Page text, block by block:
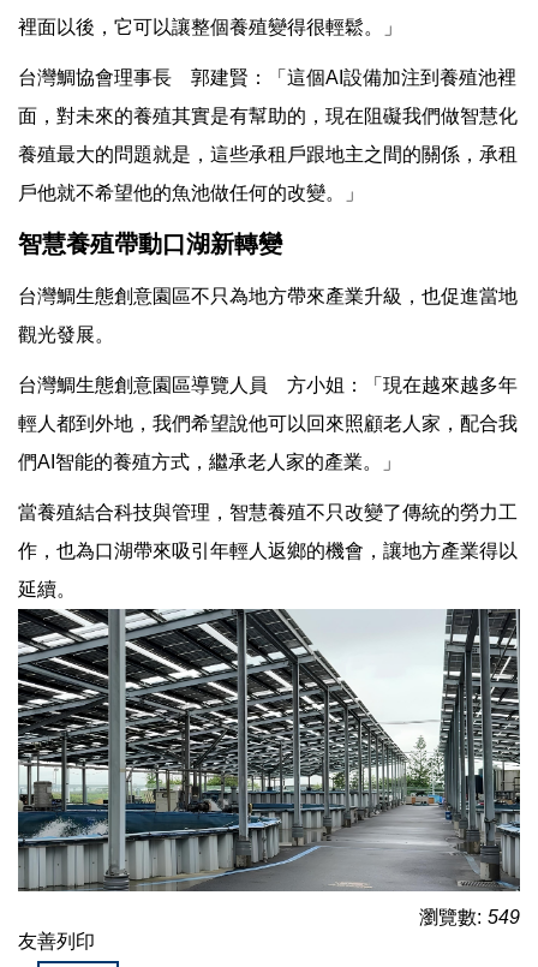
裡面以後，它可以讓整個養殖變得很輕鬆。」
台灣鯛協會理事長 郭建賢：「這個AI設備加注到養殖池裡
面，對未來的養殖其實是有幫助的，現在阻礙我們做智慧化
養殖最大的問題就是，這些承租戶跟地主之間的關係，承租
戶他就不希望他的魚池做任何的改變。」
智慧養殖帶動口湖新轉變
台灣鯛生態創意園區不只為地方帶來產業升級，也促進當地
觀光發展。
台灣鯛生態創意園區導覽人員 方小姐：「現在越來越多年
輕人都到外地，我們希望說他可以回來照顧老人家，配合我
們AI智能的養殖方式，繼承老人家的產業。」
當養殖結合科技與管理，智慧養殖不只改變了傳統的勞力工
作，也為口湖帶來吸引年輕人返鄉的機會，讓地方產業得以
延續。
瀏覽數: 549
友善列印